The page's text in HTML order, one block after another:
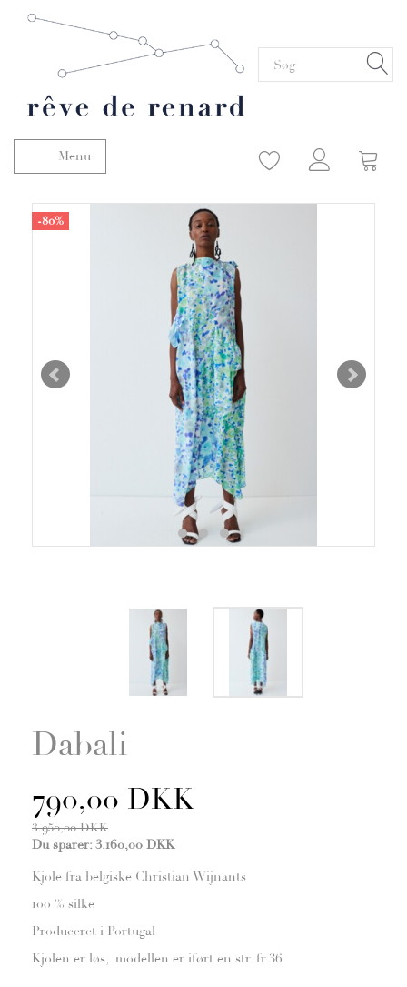
Skifte navigation
Menu
-80%
Dabali
790,00 DKK
3.950,00 DKK
Du sparer: 3.160,00 DKK
Kjole fra belgiske Christian Wijnants
100 % silke
Produceret i Portugal
Kjolen er løs, modellen er iført en str. fr.36